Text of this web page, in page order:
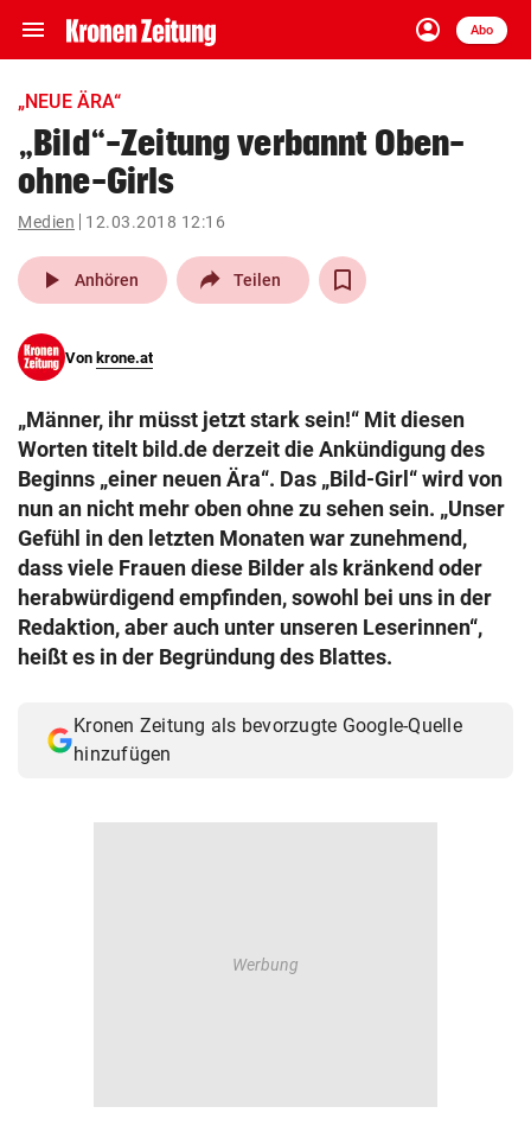
menu Navigation
ein-/ausklappen
account_circle
Anmelden
Abo
close Schließen
account_circle Anmelden
pin_drop
Wien arrow_right
search
eingeben
Muthgasse 2, 1190 Wien
„NEUE ÄRA“
„Bild“-Zeitung verbannt Oben-
ohne-Girls
Medien 12.03.2018 12:16
play_arrow Anhören Teilen
Von krone.at
„Männer, ihr müsst jetzt stark sein!“ Mit diesen
Worten titelt bild.de derzeit die Ankündigung des
Beginns „einer neuen Ära“. Das „Bild-Girl“ wird von
nun an nicht mehr oben ohne zu sehen sein. „Unser
Gefühl in den letzten Monaten war zunehmend,
dass viele Frauen diese Bilder als kränkend oder
herabwürdigend empfinden, sowohl bei uns in der
Redaktion, aber auch unter unseren Leserinnen“,
heißt es in der Begründung des Blattes.
Kronen Zeitung als bevorzugte Google-Quelle
hinzufügen